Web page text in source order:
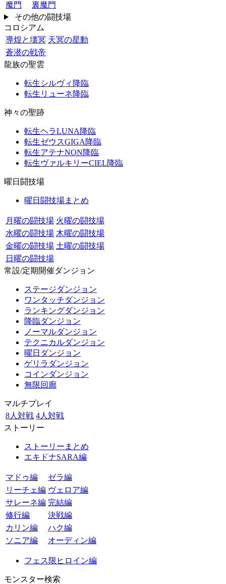
魔門
裏魔門
その他の闘技場
コロシアム
導煌と壊冥 天冥の星動
蒼潜の戦帝
龍族の聖雲
転生シルヴィ降臨
転生リューネ降臨
神々の聖跡
転生ヘラLUNA降臨
転生ゼウスGIGA降臨
転生アテナNON降臨
転生ヴァルキリーCIEL降臨
曜日闘技場
曜日闘技場まとめ
月曜の闘技場 火曜の闘技場
水曜の闘技場 木曜の闘技場
金曜の闘技場 土曜の闘技場
日曜の闘技場
常設/定期開催ダンジョン
ステージダンジョン
ワンタッチダンジョン
ランキングダンジョン
降臨ダンジョン
ノーマルダンジョン
テクニカルダンジョン
曜日ダンジョン
ゲリラダンジョン
コインダンジョン
無限回廊
マルチプレイ
8人対戦 4人対戦
ストーリー
ストーリーまとめ
エキドナSARA編
マドゥ編
ゼラ編
リーチェ編 ヴェロア編
サレーネ編 完結編
修行編
決戦編
カリン編
ハク編
ソニア編
オーディン編
フェス限ヒロイン編
モンスター検索